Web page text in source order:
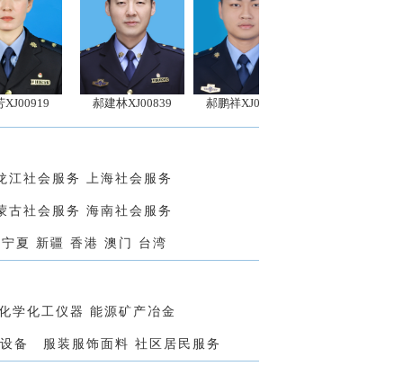
郝建林XJ00839 郝鹏祥XJ00858
江社会服务 上海社会服务
古社会服务 海南社会服务
夏 新疆 香港 澳门 台湾
化工仪器 能源矿产冶金
服装服饰面料 社区居民服务